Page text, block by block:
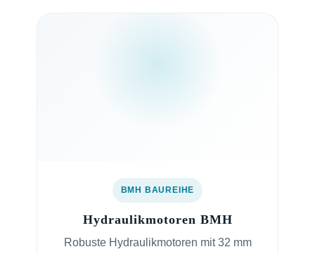
BMH BAUREIHE
Hydraulikmotoren BMH
Robuste Hydraulikmotoren mit 32 mm